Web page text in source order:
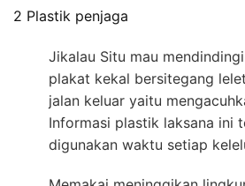
2 Plastik penjaga
Jikalau Situ mau
plakat kekal bersitegang
jalan keluar yaitu
Informasi plastik laksana ini
digunakan waktu setiap